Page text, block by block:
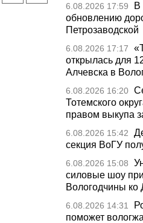
6.08.2026 17:59
В
обновлению
Петрозаводской
6.08.2026 17:17
открылась для
Алчевска в
6.08.2026 16:20
Тотемского
правом выкупа
6.08.2026 15:42
секция ВоГУ
6.08.2026 15:08
силовые шоу
Вологодчины ко
6.08.2026 14:31
поможет